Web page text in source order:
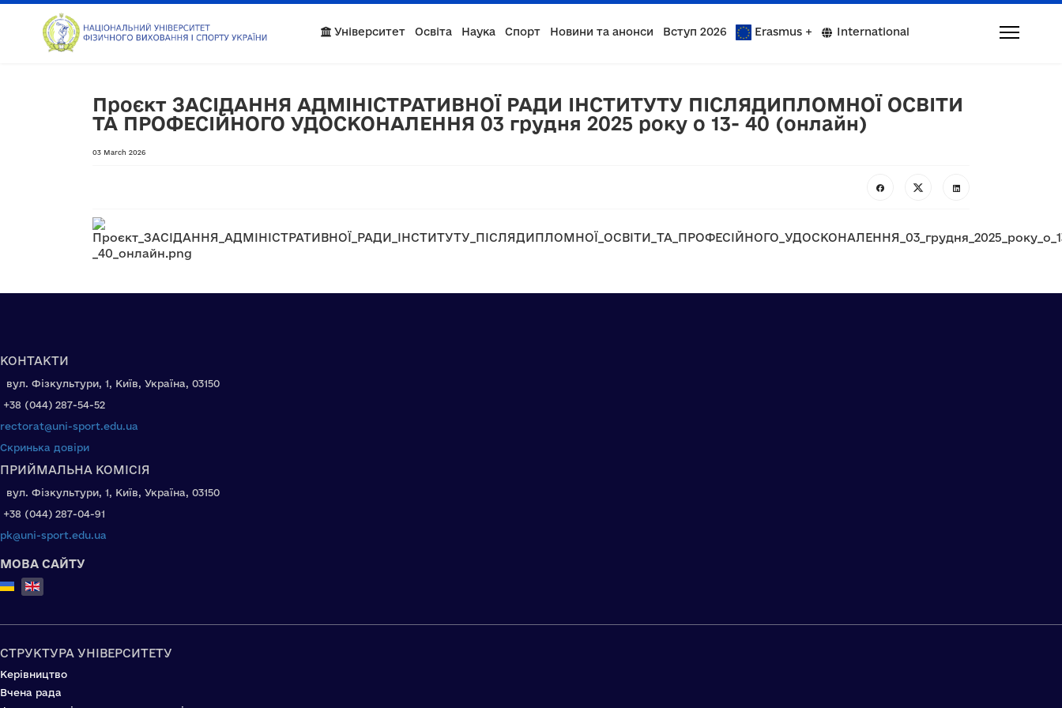
Університет Освіта Наука Спорт Новини та анонси Вступ 2026 Erasmus + International
Проєкт ЗАСІДАННЯ АДМІНІСТРАТИВНОЇ РАДИ ІНСТИТУТУ ПІСЛЯДИПЛОМНОЇ ОСВІТИ
ТА ПРОФЕСІЙНОГО УДОСКОНАЛЕННЯ 03 грудня 2025 року о 13- 40 (онлайн)
03 March 2026
КОНТАКТИ
вул. Фізкультури, 1, Київ, Україна, 03150
+38 (044) 287-54-52
rectorat@uni-sport.edu.ua
Скринька довіри
ПРИЙМАЛЬНА КОМІСІЯ
вул. Фізкультури, 1, Київ, Україна, 03150
+38 (044) 287-04-91
pk@uni-sport.edu.ua
МОВА САЙТУ
Select your language
СТРУКТУРА УНІВЕРСИТЕТУ
Керівництво
Вчена рада